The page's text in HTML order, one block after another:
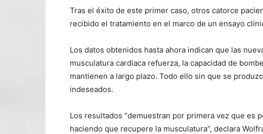
Tras el éxito de este primer caso, otros catorce
recibido el tratamiento en el marco de un ensayo
Los datos obtenidos hasta ahora indican que las
musculatura cardiaca refuerza, la capacidad de
mantienen a largo plazo. Todo ello sin que se
indeseados.
Los resultados “demuestran por primera vez que es
haciendo que recupere la musculatura”, declara